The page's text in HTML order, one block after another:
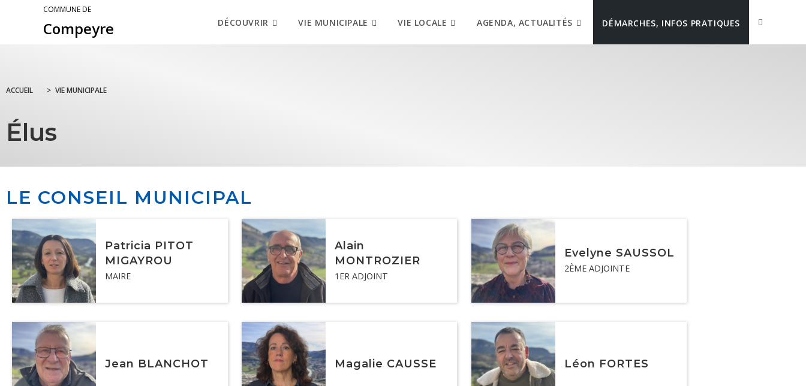
COMMUNE DE
Compeyre DÉCOUVRIR VIE MUNICIPALE VIE LOCALE AGENDA, ACTUALITÉS DÉMARCHES, INFOS PRATIQUES
ACCUEIL > VIE MUNICIPALE
Élus
LE CONSEIL MUNICIPAL
Patricia PITOT
MIGAYROU
MAIRE
Alain
MONTROZIER
1ER ADJOINT
Evelyne SAUSSOL
2ÈME ADJOINTE
Jean BLANCHOT Magalie CAUSSE Léon FORTES